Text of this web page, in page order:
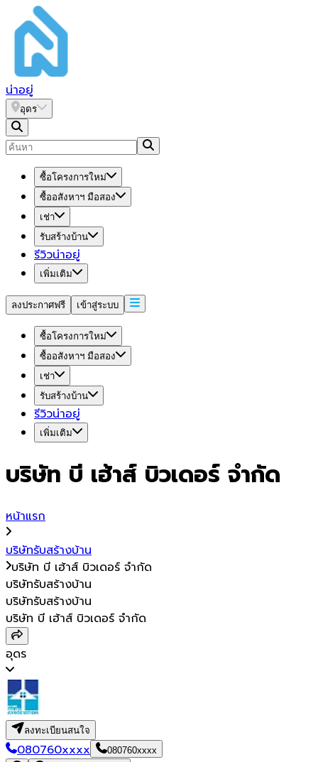
น่าอยู่
อุดร
ซื้อโครงการใหม่
ซื้ออสังหาฯ มือสอง
เช่า
รับสร้างบ้าน
รีวิวน่าอยู่
เพิ่มเติม
ลงประกาศฟรี เข้าสู่ระบบ
ซื้อโครงการใหม่
ซื้ออสังหาฯ มือสอง
เช่า
รับสร้างบ้าน
รีวิวน่าอยู่
เพิ่มเติม
บริษัท บี เฮ้าส์ บิวเดอร์ จำกัด
หน้าแรก
บริษัทรับสร้างบ้าน
บริษัท บี เฮ้าส์ บิวเดอร์ จำกัด
บริษัทรับสร้างบ้าน
บริษัทรับสร้างบ้าน
บริษัท บี เฮ้าส์ บิวเดอร์ จำกัด
อุดร
ลงทะเบียนสนใจ
080760xxxx
080760xxxx